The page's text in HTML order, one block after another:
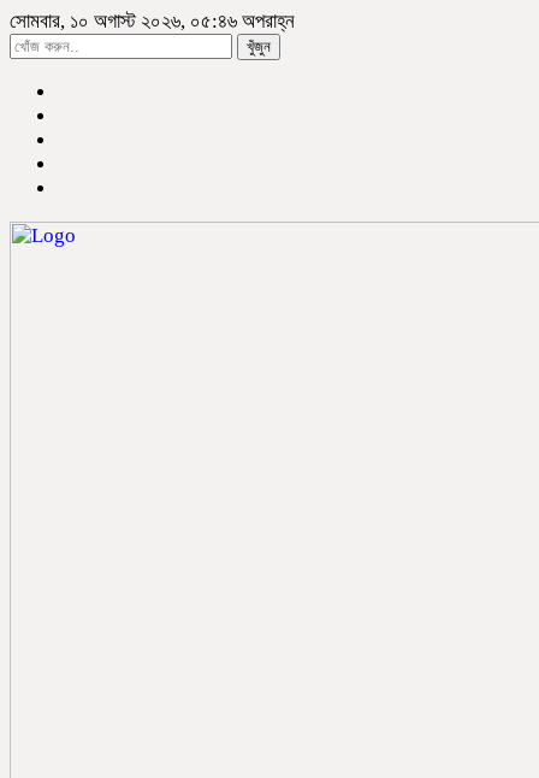
সোমবার, ১০ অগাস্ট ২০২৬, ০৫:৪৬ অপরাহ্ন
খুঁজুন